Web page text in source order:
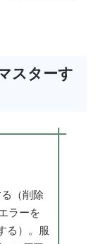
スターす
（削除
ラーを
る）。服